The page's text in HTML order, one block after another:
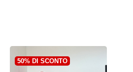
50% DI SCONTO